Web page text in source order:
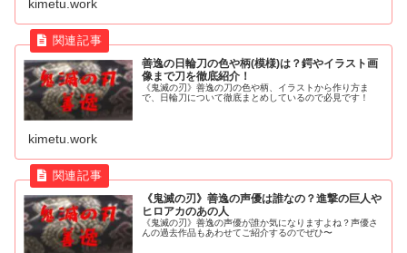
kimetu.work
善逸の日輪刀の色や柄(模様)は？鍔やイラスト画
像まで刀を徹底紹介！
《鬼滅の刃》善逸の刀の色や柄、イラストから作り方ま
で、日輪刀について徹底まとめしているので必見です！
kimetu.work
《鬼滅の刃》善逸の声優は誰なの？進撃の巨人や
ヒロアカのあの人
《鬼滅の刃》善逸の声優が誰か気になりますよね？声優さ
んの過去作品もあわせてご紹介するのでぜひ〜